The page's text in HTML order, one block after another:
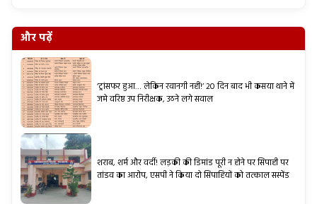
और पढ़ें
‘ट्रांसफर हुआ… लेकिन रवानगी नहीं!’ 20 दिन बाद भी कसया थाने में
जमे वरिष्ठ उप निरीक्षक, उठने लगे सवाल
शराब, शर्म और वर्दी! लड़की की डिमांड पूरी न होने पर सिपाही पर
तांडव का आरोप, एसपी ने किया दो सिपाहियों को तत्काल सस्पेंड